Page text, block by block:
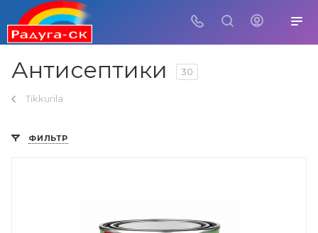
Антисептики 30
Tikkurila
ФИЛЬТР